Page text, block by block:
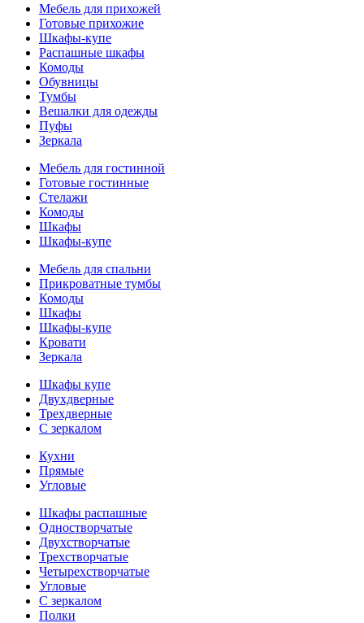
Мебель для прихожей
Готовые прихожие
Шкафы-купе
Распашные шкафы
Комоды
Обувницы
Тумбы
Вешалки для одежды
Пуфы
Зеркала
Мебель для гостинной
Готовые гостинные
Стелажи
Комоды
Шкафы
Шкафы-купе
Мебель для спальни
Прикроватные тумбы
Комоды
Шкафы
Шкафы-купе
Кровати
Зеркала
Шкафы купе
Двухдверные
Трехдверные
С зеркалом
Кухни
Прямые
Угловые
Шкафы распашные
Одностворчатые
Двухстворчатые
Трехстворчатые
Четырехстворчатые
Угловые
С зеркалом
Полки